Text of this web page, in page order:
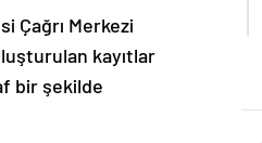
Çağrı Merkezi
kayıtlar
bir şekilde